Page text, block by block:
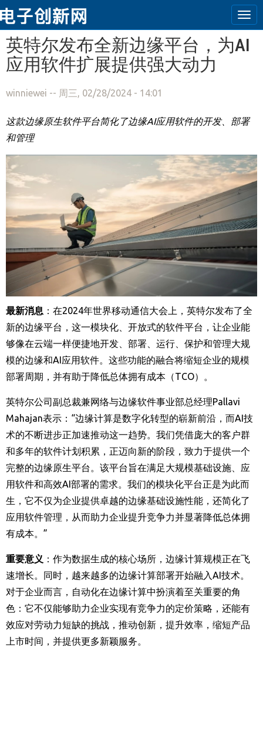
跳转到主要内容
英特尔发布全新边缘平台，为AI
应用软件扩展提供强大动力
winniewei -- 周三, 02/28/2024 - 14:01
这款边缘原生软件平台简化了边缘AI应用软件的开发、部署
和管理
最新消息 ：在2024年世界移动通信大会上，英特尔发布了全
新的边缘平台，这一模块化、开放式的软件平台，让企业能
够像在云端一样便捷地开发、部署、运行、保护和管理大规
模的边缘和AI应用软件。这些功能的融合将缩短企业的规模
部署周期，并有助于降低总体拥有成本（TCO）。
英特尔公司副总裁兼网络与边缘软件事业部总经理Pallavi
Mahajan表示：“边缘计算是数字化转型的崭新前沿，而AI技
术的不断进步正加速推动这一趋势。我们凭借庞大的客户群
和多年的软件计划积累，正迈向新的阶段，致力于提供一个
完整的边缘原生平台。该平台旨在满足大规模基础设施、应
用软件和高效AI部署的需求。我们的模块化平台正是为此而
生，它不仅为企业提供卓越的边缘基础设施性能，还简化了
应用软件管理，从而助力企业提升竞争力并显著降低总体拥
有成本。”
重要意义 ：作为数据生成的核心场所，边缘计算规模正在飞
速增长。同时，越来越多的边缘计算部署开始融入 AI技术。
对于企业而言，自动化在边缘计算中扮演着至关重要的角
色：它不仅能够助力企业实现有竞争力的定价策略，还能有
效应对劳动力短缺的挑战，推动创新，提升效率，缩短产品
上市时间，并提供更多新颖服务。